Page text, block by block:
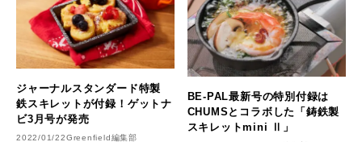
ジャーナルスタンダード特製
鉄スキレットが付録！ゲットナ
ビ3月号が発売
2022/01/22Greenfield編集部
BE-PAL最新号の特別付録は
CHUMSとコラボした「鋳鉄製
スキレットmini Ⅱ」